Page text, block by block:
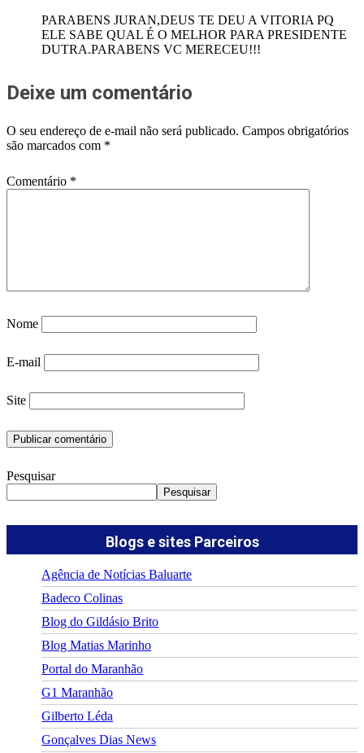
PARABENS JURAN,DEUS TE DEU A VITORIA PQ
ELE SABE QUAL É O MELHOR PARA PRESIDENTE
DUTRA.PARABENS VC MERECEU!!!
Deixe um comentário
O seu endereço de e-mail não será publicado. Campos obrigatórios
são marcados com *
Comentário *
Nome
E-mail
Site
Pesquisar
Pesquisar
Blogs e sites Parceiros
Agência de Notícias Baluarte
Badeco Colinas
Blog do Gildásio Brito
Blog Matias Marinho
Portal do Maranhão
G1 Maranhão
Gilberto Léda
Gonçalves Dias News